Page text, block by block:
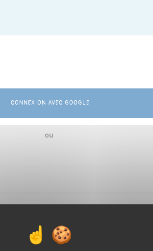
CONNEXION AVEC GOOGLE
ou